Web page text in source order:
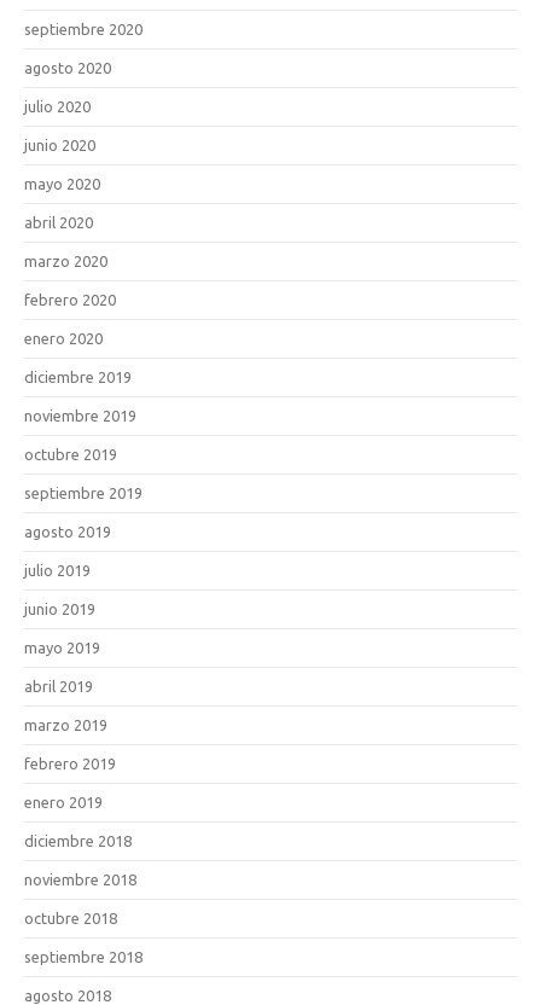
septiembre 2020
agosto 2020
julio 2020
junio 2020
mayo 2020
abril 2020
marzo 2020
febrero 2020
enero 2020
diciembre 2019
noviembre 2019
octubre 2019
septiembre 2019
agosto 2019
julio 2019
junio 2019
mayo 2019
abril 2019
marzo 2019
febrero 2019
enero 2019
diciembre 2018
noviembre 2018
octubre 2018
septiembre 2018
agosto 2018